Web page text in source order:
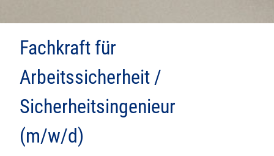
Fachkraft für
Arbeitssicherheit /
Sicherheitsingenieur
(m/w/d)